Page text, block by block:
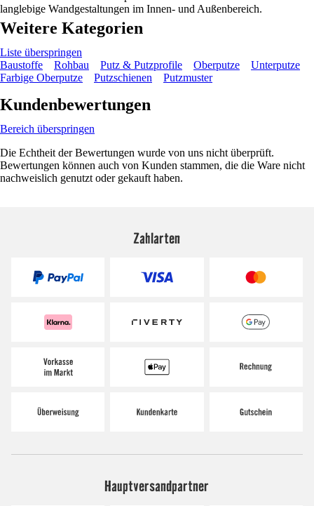
langlebige Wandgestaltungen im Innen- und Außenbereich.
Weitere Kategorien
Liste überspringen
Baustoffe
Rohbau Putz & Putzprofile Oberputze
Unterputze
Farbige Oberputze
Putzschienen Putzmuster
Kundenbewertungen
Bereich überspringen
Die Echtheit der Bewertungen wurde von uns nicht überprüft.
Bewertungen können auch von Kunden stammen, die die Ware nicht
nachweislich genutzt oder gekauft haben.
Zahlarten
Hauptversandpartner